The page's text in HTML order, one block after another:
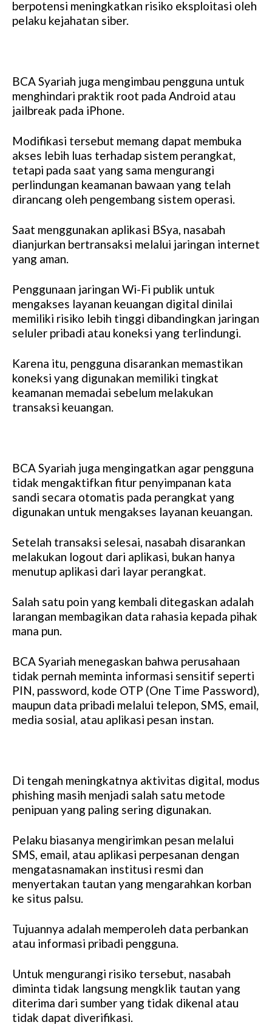
berpotensi meningkatkan risiko eksploitasi oleh
pelaku kejahatan siber.
BCA Syariah juga mengimbau pengguna untuk
menghindari praktik root pada Android atau
jailbreak pada iPhone.
Modifikasi tersebut memang dapat membuka
akses lebih luas terhadap sistem perangkat,
tetapi pada saat yang sama mengurangi
perlindungan keamanan bawaan yang telah
dirancang oleh pengembang sistem operasi.
Saat menggunakan aplikasi BSya, nasabah
dianjurkan bertransaksi melalui jaringan internet
yang aman.
Penggunaan jaringan Wi-Fi publik untuk
mengakses layanan keuangan digital dinilai
memiliki risiko lebih tinggi dibandingkan jaringan
seluler pribadi atau koneksi yang terlindungi.
Karena itu, pengguna disarankan memastikan
koneksi yang digunakan memiliki tingkat
keamanan memadai sebelum melakukan
transaksi keuangan.
BCA Syariah juga mengingatkan agar pengguna
tidak mengaktifkan fitur penyimpanan kata
sandi secara otomatis pada perangkat yang
digunakan untuk mengakses layanan keuangan.
Setelah transaksi selesai, nasabah disarankan
melakukan logout dari aplikasi, bukan hanya
menutup aplikasi dari layar perangkat.
Salah satu poin yang kembali ditegaskan adalah
larangan membagikan data rahasia kepada pihak
mana pun.
BCA Syariah menegaskan bahwa perusahaan
tidak pernah meminta informasi sensitif seperti
PIN, password, kode OTP (One Time Password),
maupun data pribadi melalui telepon, SMS, email,
media sosial, atau aplikasi pesan instan.
Di tengah meningkatnya aktivitas digital, modus
phishing masih menjadi salah satu metode
penipuan yang paling sering digunakan.
Pelaku biasanya mengirimkan pesan melalui
SMS, email, atau aplikasi perpesanan dengan
mengatasnamakan institusi resmi dan
menyertakan tautan yang mengarahkan korban
ke situs palsu.
Tujuannya adalah memperoleh data perbankan
atau informasi pribadi pengguna.
Untuk mengurangi risiko tersebut, nasabah
diminta tidak langsung mengklik tautan yang
diterima dari sumber yang tidak dikenal atau
tidak dapat diverifikasi.